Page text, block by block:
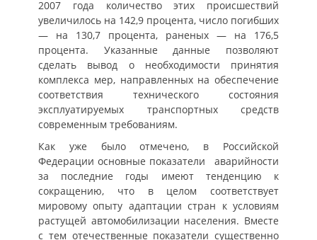
2007 года количество этих происшествий
увеличилось на 142,9 процента, число погибших
— на 130,7 процента, раненых — на 176,5
процента. Указанные данные позволяют
сделать вывод о необходимости принятия
комплекса мер, направленных на обеспечение
соответствия технического состояния
эксплуатируемых транспортных средств
современным требованиям.
Как уже было отмечено, в Российской
Федерации основные показатели аварийности
за последние годы имеют тенденцию к
сокращению, что в целом соответствует
мировому опыту адаптации стран к условиям
растущей автомобилизации населения. Вместе
с тем отечественные показатели существенно